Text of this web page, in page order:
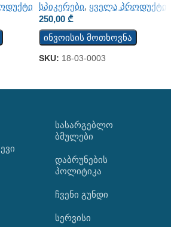
სპიკერები, ყველა პროდუქტი
250,00 ₾
ინვოისის მოთხოვნა
SKU: 18-03-0003
ᲡᲐᲡᲐᲠᲒᲔᲑᲚᲝ
ᲑᲛᲣᲚᲔᲑᲘ
დაბრუნების
პოლიტიკა
ჩვენი გუნდი
სერვისი